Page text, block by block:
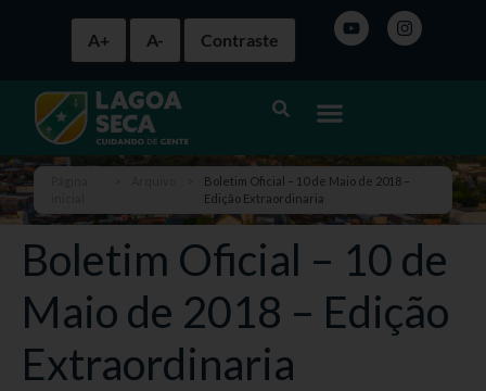
A+ A- Contraste
Boletim Oficial – 10 de Maio de 2018 –
Edição Extraordinaria
Boletim Oficial – 10 de
Maio de 2018 – Edição
Extraordinaria